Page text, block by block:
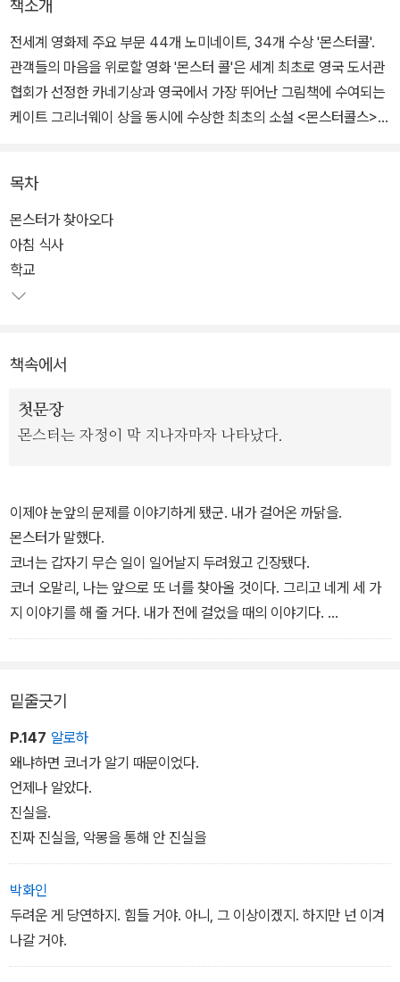
책소개
전세계 영화제 주요 부문 44개 노미네이트, 34개 수상 '몬스터콜'.
관객들의 마음을 위로할 영화 '몬스터 콜'은 세계 최초로 영국 도서관
협회가 선정한 카네기상과 영국에서 가장 뛰어난 그림책에 수여되는
케이트 그리너웨이 상을 동시에 수상한 최초의 소설 <몬스터콜스>를
<몬스터콜스>는 카네기 메달 수상 작가 시본 도우드가 작품을 구상
하고, 패트릭 네스가 완성한 청소년 소설이다. 엄마를 간절히 구하고
싶은 동시에 엄마가 세상을 떠나길 바랐던 코너의 모순된 마음을 통
해 복잡한 인간의 내면세계를 그리고 있다. 주인공 코너가 엄마의 죽
음을 받아들이고, 외할머니와 관계를 회복하는 등 자신을 둘러싼 고
13살 소년, 코너는 밤마다 끔찍한 악몽에 시달린다. 악몽이 시작된 뒤
아온다. 몬스터는 코너에게 세 가지 이야기를 들려준다고 하면서, 이
야기가 끝나면 네 번째 이야기는 코너 자신이 이야기해야 한다고 말
부모님이 이혼한 뒤 아빠와 떨어져 엄마와 살고 있는 코너는 엄마의
병, 이혼 문제, 학교 폭력 등으로 또래 친구들과 다른 힘겨운 시간을
보내고 있다. 외롭고 지쳐 있는 코너 앞에 나타난 몬스터는 코너를 공
포에 몰아넣거나 코너 엄마를 치료해 주러 온 게 아니라, 다만 코너에
게 이야기를 들려주고 싶어서 왔다고 말하는데….
목차
몬스터가 찾아오다
아침 식사
학교
책속에서
첫문장
몬스터는 자정이 막 지나자마자 나타났다.
이제야 눈앞의 문제를 이야기하게 됐군. 내가 걸어온 까닭을.
몬스터가 말했다.
코너는 갑자기 무슨 일이 일어날지 두려웠고 긴장됐다.
코너 오말리, 나는 앞으로 또 너를 찾아올 것이다. 그리고 네게 세 가
지 이야기를 해 줄 거다. 내가 전에 걸었을 때의 이야기다.
(중략)
몬스터가 우렁우렁한 목소리로 말했다.
“선생님들이 늘 하는 얘기야. 하지만 아무도 그런 말은 믿지 않아.”
코너가 말했다.
내가 세 가지 이야기를 끝내고 나면, 네가 네 번째 이야기를 할 것이
다.
몬스터는 코너의 말을 무시하며 말했다.
“난 이야기는 못해.”
코너는 몬스터의 손아귀 안에서 몸을 비틀었다.
네가 네 번째 이야기를 할 거다. 그리고 그것이 진실이 될 것이다.
- 본문 <세 가지 이야기> 중에서
밑줄긋기
P.147 알로하
왜냐하면 코너가 알기 때문이었다.
언제나 알았다.
진실을.
진짜 진실을, 악몽을 통해 안 진실을
박화인
두려운 게 당연하지. 힘들 거야. 아니, 그 이상이겠지. 하지만 넌 이겨
나갈 거야.